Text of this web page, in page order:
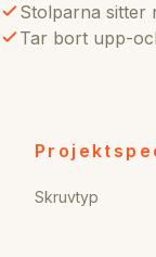
Stolparna
Tar bort upp-
Skruvtyp